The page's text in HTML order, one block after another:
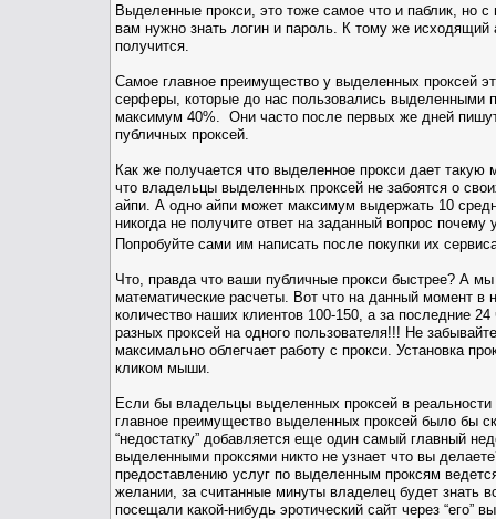
Выделенные прокси, это тоже самое что и паблик, но с
вам нужно знать логин и пароль. К тому же исходящий
получится.
Самое главное преимущество у выделенных проксей
серферы, которые до нас пользовались выделенными
максимум 40%. Они часто после первых же дней
публичных проксей.
Как же получается что выделенное прокси дает
что владельцы выделенных проксей не забоятся о
айпи. А одно айпи может максимум выдержать 10
никогда не получите ответ на заданный вопрос
Попробуйте сами им написать после покупки их
Что, правда что ваши публичные прокси быстрее? А
математические расчеты. Вот что на данный момент в
количество наших клиентов 100-150, а за последние
разных проксей на одного пользователя!!! Не
максимально облегчает работу с прокси. Установка
кликом мыши.
Если бы владельцы выделенных проксей в
главное преимущество выделенных проксей было бы
“недостатку” добавляется еще один самый главный
выделенными проксями никто не узнает что вы
предоставлению услуг по выделенным проксям
желании, за считанные минуты владелец будет знать
посещали какой-нибудь эротический сайт через “его”